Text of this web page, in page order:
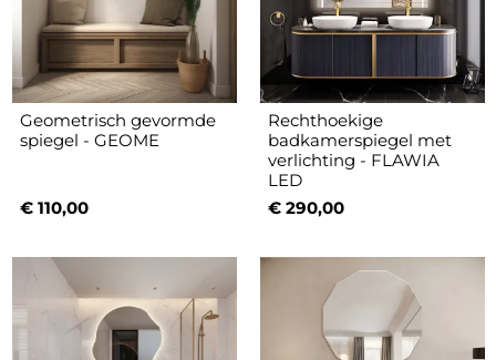
Geometrisch gevormde
spiegel - GEOME
€ 110,00
Rechthoekige
badkamerspiegel met
verlichting - FLAWIA
LED
€ 290,00